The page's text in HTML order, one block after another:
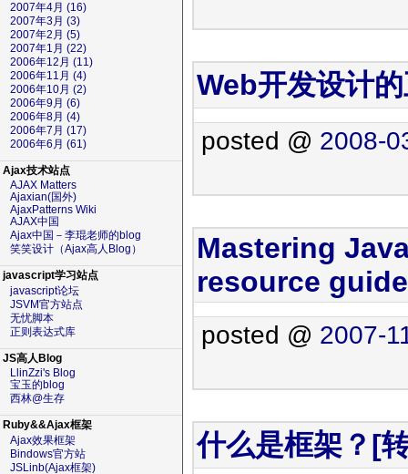
2007年4月 (16)
2007年3月 (3)
2007年2月 (5)
2007年1月 (22)
2006年12月 (11)
2006年11月 (4)
2006年10月 (2)
2006年9月 (6)
2006年8月 (4)
2006年7月 (17)
2006年6月 (61)
Ajax技术站点
AJAX Matters
Ajaxian(国外)
AjaxPatterns Wiki
AJAX中国
Ajax中国－李琨老师的blog
笑笑设计（Ajax高人Blog）
javascript学习站点
javascript论坛
JSVM官方站点
无忧脚本
正则表达式库
JS高人Blog
LlinZzi's Blog
宝玉的blog
西林@生存
Ruby&&Ajax框架
Ajax效果框架
Bindows官方站
JSLinb(Ajax框架)
Web开发设计
posted @ 2008-
Mastering
resource guide
posted @ 2007-
什么是框架？[